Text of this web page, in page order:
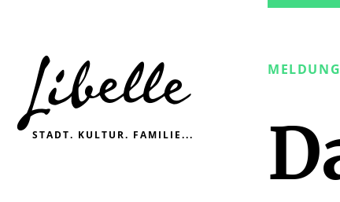

STADT. KULTUR. FAMILIE...
MELDUNG